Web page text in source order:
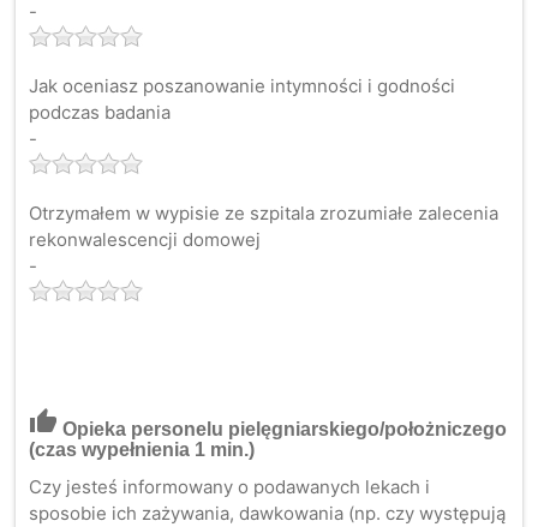
-
Jak oceniasz poszanowanie intymności i godności
podczas badania
-
Otrzymałem w wypisie ze szpitala zrozumiałe zalecenia
rekonwalescencji domowej
-
thumb_up Opieka personelu pielęgniarskiego/położniczego
(czas wypełnienia 1 min.)
Czy jesteś informowany o podawanych lekach i
sposobie ich zażywania, dawkowania (np. czy występują